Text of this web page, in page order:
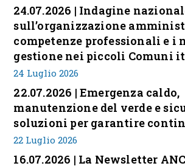
24.07.2026 | Indagine
sull’organizzazione
competenze professionali e i
gestione nei piccoli Comuni
24 Luglio 2026
22.07.2026 | Emergenza caldo,
manutenzione del verde e
soluzioni per garantire
22 Luglio 2026
16.07.2026 | La Newsletter